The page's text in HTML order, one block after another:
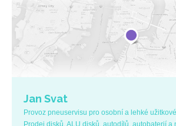
Jan Svat
Provoz pneuservisu pro osobní a lehké
Prodej disků, ALU disků, autodílů, autobaterií a